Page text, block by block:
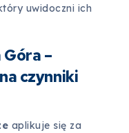
uwidoczni ich
–
czynniki
aplikuje się za